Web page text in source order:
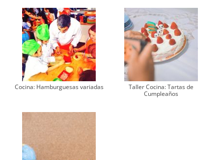
Cocina: Hamburguesas variadas
Taller Cocina: Tartas de
Cumpleaños